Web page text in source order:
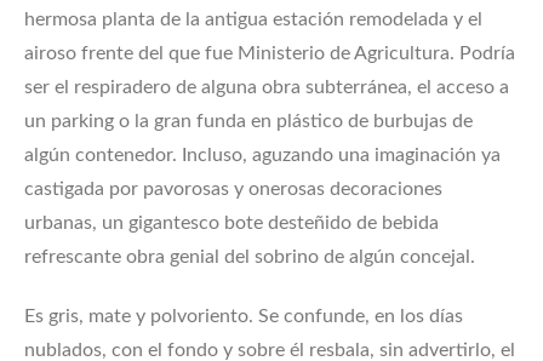
hermosa planta de la antigua estación remodelada y el
airoso frente del que fue Ministerio de Agricultura. Podría
ser el respiradero de alguna obra subterránea, el acceso a
un parking o la gran funda en plástico de burbujas de
algún contenedor. Incluso, aguzando una imaginación ya
castigada por pavorosas y onerosas decoraciones
urbanas, un gigantesco bote desteñido de bebida
refrescante obra genial del sobrino de algún concejal.
Es gris, mate y polvoriento. Se confunde, en los días
nublados, con el fondo y sobre él resbala, sin advertirlo, el